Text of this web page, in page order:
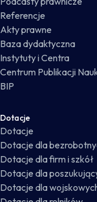
Referencje
Akty prawne
Baza dydaktyczna
Instytuty i Centra
Centrum Publikacji
BIP
Dotacje
Dotacje
Dotacje dla
Dotacje dla firm i szkół
Dotacje dla
Dotacje dla